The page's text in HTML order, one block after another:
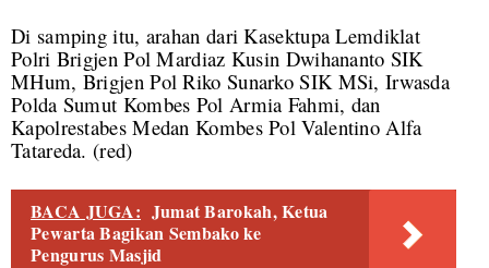
Di samping itu, arahan dari Kasektupa Lemdiklat
Polri Brigjen Pol Mardiaz Kusin Dwihananto SIK
MHum, Brigjen Pol Riko Sunarko SIK MSi, Irwasda
Polda Sumut Kombes Pol Armia Fahmi, dan
Kapolrestabes Medan Kombes Pol Valentino Alfa
Tatareda. (red)
BACA JUGA: Jumat Barokah, Ketua
Pewarta Bagikan Sembako ke
Pengurus Masjid